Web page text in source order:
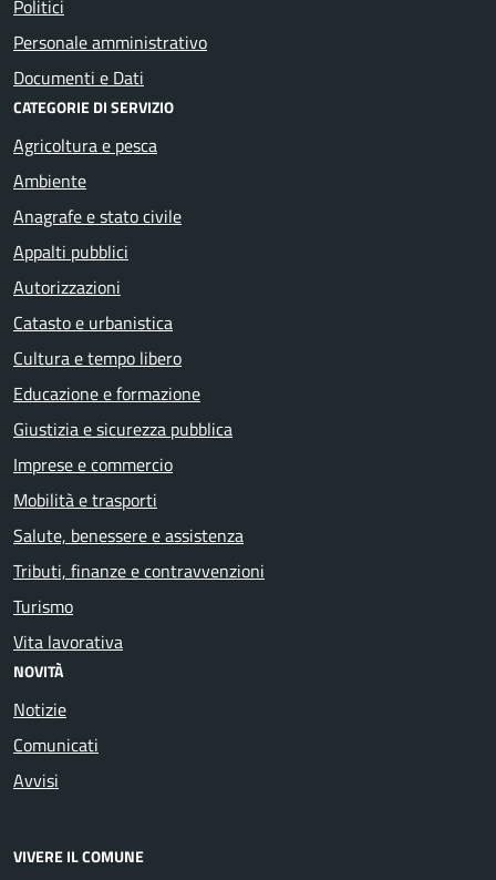
Politici
Personale amministrativo
Documenti e Dati
CATEGORIE DI SERVIZIO
Agricoltura e pesca
Ambiente
Anagrafe e stato civile
Appalti pubblici
Autorizzazioni
Catasto e urbanistica
Cultura e tempo libero
Educazione e formazione
Giustizia e sicurezza pubblica
Imprese e commercio
Mobilità e trasporti
Salute, benessere e assistenza
Tributi, finanze e contravvenzioni
Turismo
Vita lavorativa
NOVITÀ
Notizie
Comunicati
Avvisi
VIVERE IL COMUNE